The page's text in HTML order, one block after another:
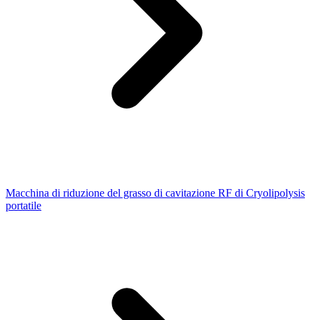
Macchina di riduzione del grasso di cavitazione RF di Cryolipolysis
portatile